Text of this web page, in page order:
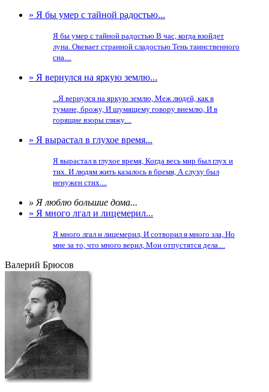
» Я бы умер с тайной радостью...
Я бы умер с тайной радостью В час, когда взойдет
луна. Овевает странной сладостью Тень таинственного
сна....
» Я вернулся на яркую землю...
...Я вернулся на яркую землю, Меж людей, как в
тумане, брожу, И шумящему говору внемлю, И в
горящие взоры гляжу....
» Я вырастал в глухое время...
Я вырастал в глухое время, Когда весь мир был глух и
тих. И людям жить казалось в бремя, А слуху был
ненужен стих....
» Я люблю большие дома...
» Я много лгал и лицемерил...
Я много лгал и лицемерил, И сотворил я много зла, Но
мне за то, что много верил, Мои отпустятся дела....
Валерий Брюсов